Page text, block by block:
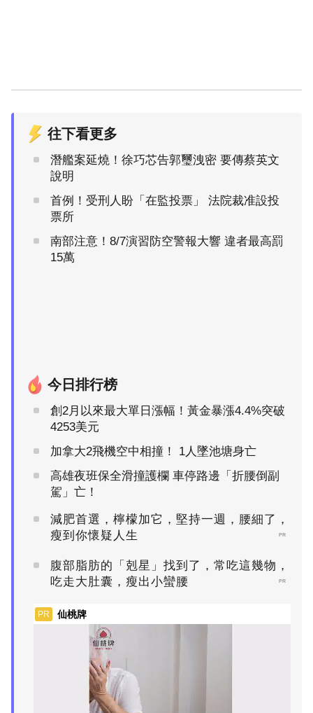
往下看更多
潛艦案延燒！徐巧芯告郭璽洩密 要傳蔡英文
說明
首例！受刑人盼「在監投票」 法院裁准設投
票所
南部注意！8/7演習防空警報大響 違者最高罰
15萬
今日排行榜
創2月以來最大單日漲幅！黃金暴漲4.4%突破
4253美元
加拿大2飛機空中相撞！ 1人墜池塘身亡
高雄夜班保全滑撞護欄 車停路邊「折腰倒副
駕」亡！
減肥首選，檸檬加它，堅持一週，腰細了，
瘦到你懷疑人生
PR
腹部脂肪的「剋星」找到了，常吃這幾物，
吃走大肚囊，瘦出小蠻腰
PR
PR 仙桃牌